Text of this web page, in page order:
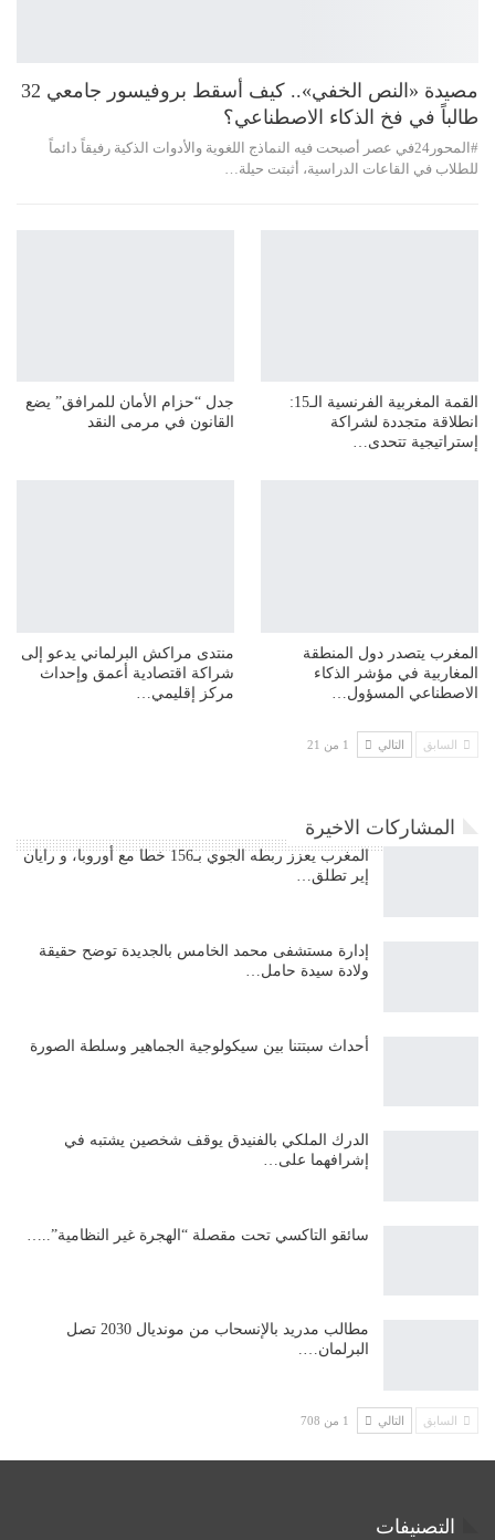
مصيدة «النص الخفي».. كيف أسقط بروفيسور جامعي 32
طالباً في فخ الذكاء الاصطناعي؟
#المحور24 ​في عصر أصبحت فيه النماذج اللغوية والأدوات الذكية رفيقاً دائماً
للطلاب في القاعات الدراسية، أثبتت حيلة…
القمة المغربية الفرنسية الـ15:
انطلاقة متجددة لشراكة
إستراتيجية تتحدى…
جدل “حزام الأمان للمرافق” يضع
القانون في مرمى النقد
المغرب يتصدر دول المنطقة
المغاربية في مؤشر الذكاء
الاصطناعي المسؤول…
منتدى مراكش البرلماني يدعو إلى
شراكة اقتصادية أعمق وإحداث
مركز إقليمي…
السابق التالي 1 من 21
المشاركات الاخيرة
المغرب يعزز ربطه الجوي بـ156 خطا مع أوروبا، و رايان
إير تطلق…
إدارة مستشفى محمد الخامس بالجديدة توضح حقيقة
ولادة سيدة حامل…
أحداث سبتتنا بين سيكولوجية الجماهير وسلطة الصورة
الدرك الملكي بالفنيدق يوقف شخصين يشتبه في
إشرافهما على…
سائقو التاكسي تحت مقصلة “الهجرة غير النظامية”..…
مطالب مدريد بالإنسحاب من مونديال 2030 تصل
البرلمان….
السابق التالي 1 من 708
التصنيفات